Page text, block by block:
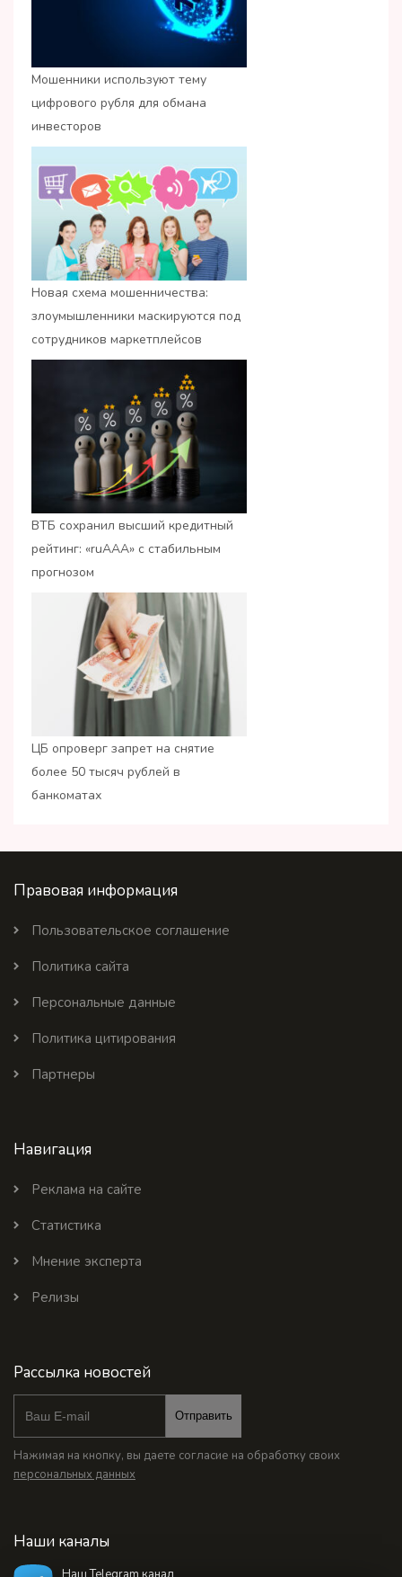
Мошенники используют тему
цифрового рубля для обмана
инвесторов
Новая схема мошенничества:
злоумышленники маскируются под
сотрудников маркетплейсов
ВТБ сохранил высший кредитный
рейтинг: «ruАAA» с стабильным
прогнозом
ЦБ опроверг запрет на снятие
более 50 тысяч рублей в
банкоматах
Правовая информация
Пользовательское соглашение
Политика сайта
Персональные данные
Политика цитирования
Партнеры
Навигация
Реклама на сайте
Статистика
Мнение эксперта
Релизы
Рассылка новостей
Отправить
Нажимая на кнопку, вы даете согласие на обработку своих
персональных данных
Наши каналы